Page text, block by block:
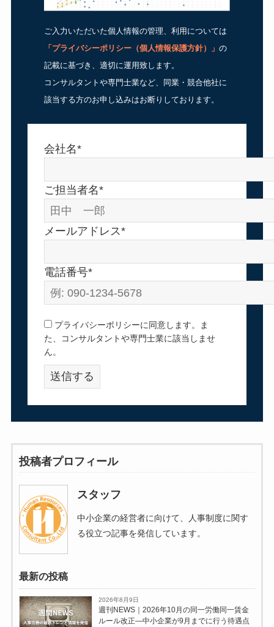
ご入力いただいた個人情報の管理、利用については
「 プライバシーポリシー（個人情報保護方針） 」 の
記載に基づき、適切に運用致します。
コンサルタントや専門士業など、同業・競合他社に
該当する方のお申し込みはお断りしております。
会社名*
ご担当者名*
メールアドレス*
電話番号*
プライバシーポリシーに同意します。ま
た、コンサルタントや専門士業に該当しませ
ん。
投稿者プロフィール
スタッフ
中小企業の経営者に向けて、人事制度に関す
る役立つ記事を発信しています。
最新の投稿
2026年8月9日
週刊NEWS｜2026年10月の同一労働同一賃金
ルール改正―中小企業が9月までに行う待遇点